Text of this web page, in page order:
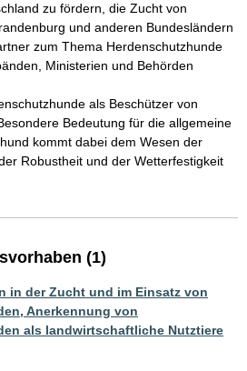
zu fördern, die Zucht von
und anderen Bundesländern
zum Thema Herdenschutzhunde
Ministerien und Behörden
als Beschützer von
Bedeutung für die allgemeine
kommt dabei dem Wesen der
Robustheit und der Wetterfestigkeit
(1)
in der Zucht und im Einsatz von
Anerkennung von
als landwirtschaftliche Nutztiere